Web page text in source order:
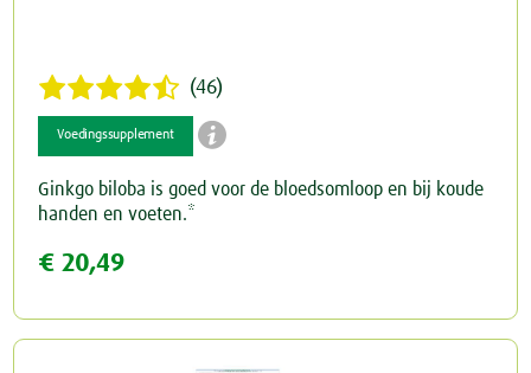
(46)
Voedingssupplement 
Ginkgo biloba is goed voor de bloedsomloop en bij koude
handen en voeten.*
€ 20,49